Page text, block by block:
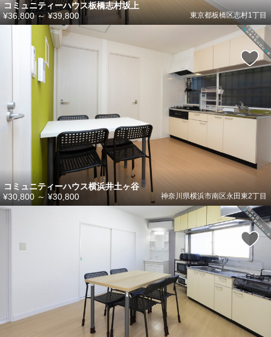
コミュニティーハウス板橋志村坂上
東京都板橋区志村1丁目
¥36,800～ ¥39,800
コミュニティーハウス横浜井土ヶ谷
神奈川県横浜市南区永田東2丁目
¥30,800 ～ ¥30,800